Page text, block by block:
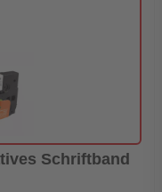
Schriftband